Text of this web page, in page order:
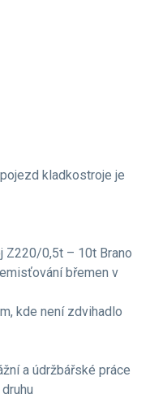
kladkostroje je
Z220/0,5t – 10t Brano
břemen v
kde není zdvihadlo
a údržbářské práce